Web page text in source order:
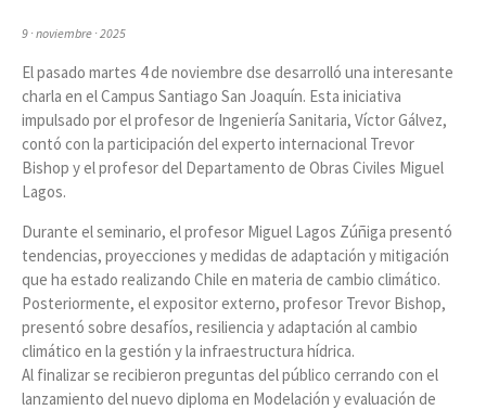
9 · noviembre · 2025
El pasado martes 4 de noviembre dse desarrolló una interesante
charla en el Campus Santiago San Joaquín. Esta iniciativa
impulsado por el profesor de Ingeniería Sanitaria, Víctor Gálvez,
contó con la participación del experto internacional Trevor
Bishop y el profesor del Departamento de Obras Civiles Miguel
Lagos.
Durante el seminario, el profesor Miguel Lagos Zúñiga presentó
tendencias, proyecciones y medidas de adaptación y mitigación
que ha estado realizando Chile en materia de cambio climático.
Posteriormente, el expositor externo, profesor Trevor Bishop,
presentó sobre desafíos, resiliencia y adaptación al cambio
climático en la gestión y la infraestructura hídrica.
Al finalizar se recibieron preguntas del público cerrando con el
lanzamiento del nuevo diploma en Modelación y evaluación de